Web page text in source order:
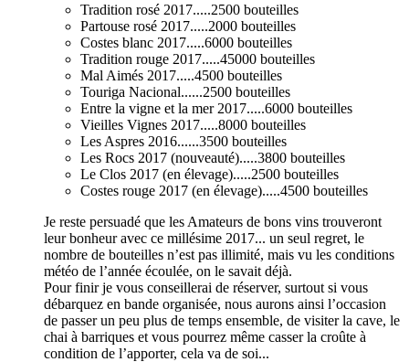
Tradition rosé 2017.....2500 bouteilles
Partouse rosé 2017.....2000 bouteilles
Costes blanc 2017.....6000 bouteilles
Tradition rouge 2017.....45000 bouteilles
Mal Aimés 2017.....4500 bouteilles
Touriga Nacional......2500 bouteilles
Entre la vigne et la mer 2017.....6000 bouteilles
Vieilles Vignes 2017.....8000 bouteilles
Les Aspres 2016......3500 bouteilles
Les Rocs 2017 (nouveauté).....3800 bouteilles
Le Clos 2017 (en élevage).....2500 bouteilles
Costes rouge 2017 (en élevage).....4500 bouteilles
Je reste persuadé que les Amateurs de bons vins trouveront
leur bonheur avec ce millésime 2017... un seul regret, le
nombre de bouteilles n’est pas illimité, mais vu les conditions
météo de l’année écoulée, on le savait déjà.
Pour finir je vous conseillerai de réserver, surtout si vous
débarquez en bande organisée, nous aurons ainsi l’occasion
de passer un peu plus de temps ensemble, de visiter la cave, le
chai à barriques et vous pourrez même casser la croûte à
condition de l’apporter, cela va de soi...